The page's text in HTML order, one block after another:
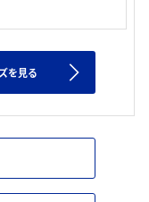
を見る